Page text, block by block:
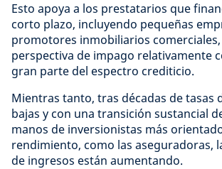
Esto apoya a los prestatarios que
corto plazo, incluyendo pequeñas
promotores inmobiliarios
perspectiva de impago relativamente
gran parte del espectro crediticio.
Mientras tanto, tras décadas de tasas
bajas y con una transición sustancial
manos de inversionistas más
rendimiento, como las aseguradoras,
de ingresos están aumentando.